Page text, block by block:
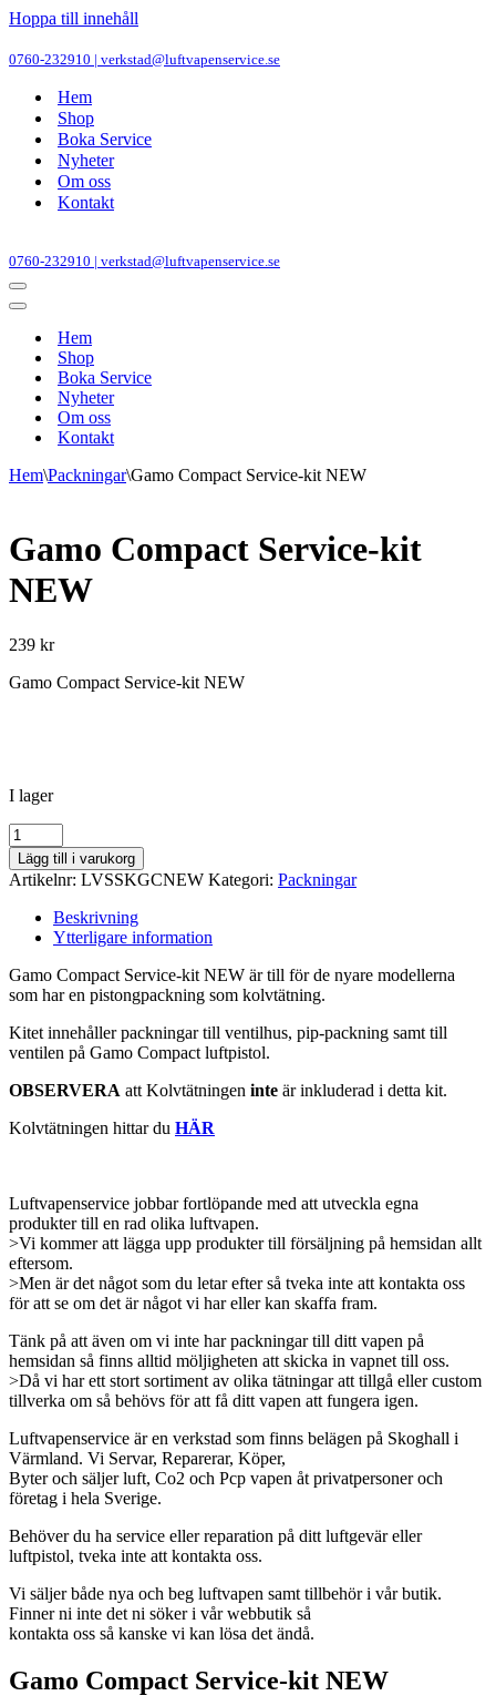
Hoppa till innehåll
0760-232910 | verkstad@luftvapenservice.se
Hem
Shop
Boka Service
Nyheter
Om oss
Kontakt
0760-232910 | verkstad@luftvapenservice.se
Navigeringsmeny
Navigeringsmeny
Hem
Shop
Boka Service
Nyheter
Om oss
Kontakt
Hem\Packningar\Gamo Compact Service-kit NEW
Gamo Compact Service-kit
NEW
239 kr
Gamo Compact Service-kit NEW
I lager
Gamo
Compact
Service-
kit
NEW
mängd
Lägg till i varukorg
Artikelnr: LVSSKGCNEW Kategori: Packningar
Beskrivning
Ytterligare information
Gamo Compact Service-kit NEW är till för de nyare modellerna
som har en pistongpackning som kolvtätning.
Kitet innehåller packningar till ventilhus, pip-packning samt till
ventilen på Gamo Compact luftpistol.
OBSERVERA att Kolvtätningen inte är inkluderad i detta kit.
Kolvtätningen hittar du HÄR
Luftvapenservice jobbar fortlöpande med att utveckla egna
produkter till en rad olika luftvapen.
>Vi kommer att lägga upp produkter till försäljning på hemsidan allt
eftersom.
>Men är det något som du letar efter så tveka inte att kontakta oss
för att se om det är något vi har eller kan skaffa fram.
Tänk på att även om vi inte har packningar till ditt vapen på
hemsidan så finns alltid möljigheten att skicka in vapnet till oss.
>Då vi har ett stort sortiment av olika tätningar att tillgå eller custom
tillverka om så behövs för att få ditt vapen att fungera igen.
Luftvapenservice är en verkstad som finns belägen på Skoghall i
Värmland. Vi Servar, Reparerar, Köper,
Byter och säljer luft, Co2 och Pcp vapen åt privatpersoner och
företag i hela Sverige.
Behöver du ha service eller reparation på ditt luftgevär eller
luftpistol, tveka inte att kontakta oss.
Vi säljer både nya och beg luftvapen samt tillbehör i vår butik.
Finner ni inte det ni söker i vår webbutik så
kontakta oss så kanske vi kan lösa det ändå.
Gamo Compact Service-kit NEW